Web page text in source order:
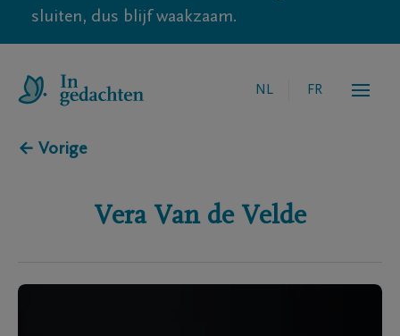
sluiten, dus blijf waakzaam.
NL FR
← Vorige
Vera Van de Velde